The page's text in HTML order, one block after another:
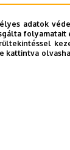
adatok
kattintva